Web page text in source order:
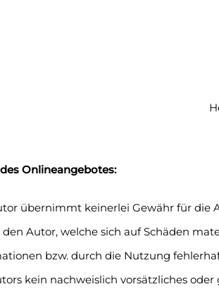
Onlineangebotes:
übernimmt keinerlei Gewähr für die
Autor, welche sich auf Schäden
bzw. durch die Nutzung
kein nachweislich vorsätzliches